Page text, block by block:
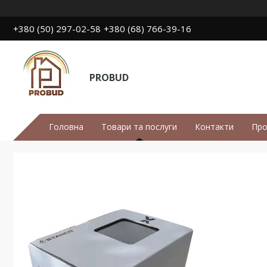
+380 (50) 297-02-58 +380 (68) 766-39-16
PROBUD
Головна Товари та послуги Контакти